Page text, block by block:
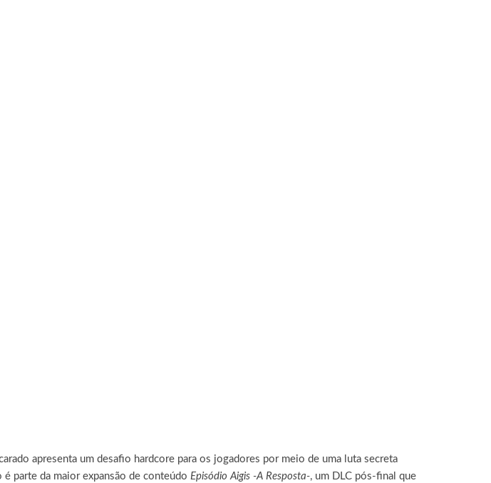
apresenta um desafio hardcore para os jogadores por meio de uma luta secreta
parte da maior expansão de conteúdo Episódio Aigis -A Resposta-, um DLC pós-final que